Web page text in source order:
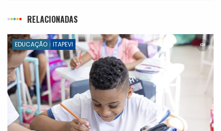
RELACIONADAS
EDUCAÇÃO ITAPEVI